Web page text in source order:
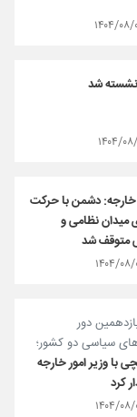
شد
خارجه: دشمن با حرکت
میدان نظامی و
متوقف شد
دور
سیاسی دو کشور؛
با وزیر امور خارجه
کرد